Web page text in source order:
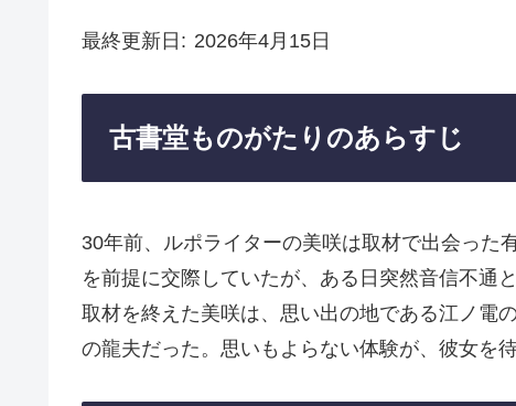
最終更新日 2026年4月15日
古書堂ものがたりのあらすじ
30年前、ルポライターの美咲は取材で出会った
を前提に交際していたが、ある日突然音信不通
取材を終えた美咲は、思い出の地である江ノ電
の龍夫だった。思いもよらない体験が、彼女を